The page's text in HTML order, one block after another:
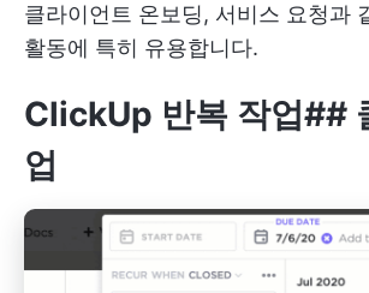
클라이언트 온보딩, 서비스 요청과
활동에 특히 유용합니다.
ClickUp 반복 작업##
업